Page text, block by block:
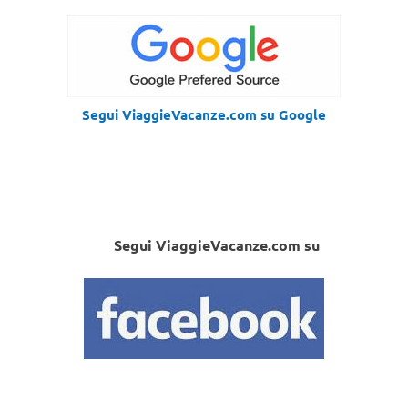
Segui ViaggieVacanze.com su Google
Segui ViaggieVacanze.com su